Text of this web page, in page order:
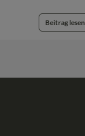
Beitrag lesen